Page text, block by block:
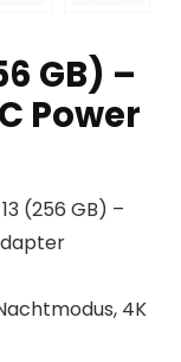
GB) –
Power
(256 GB) –
4K